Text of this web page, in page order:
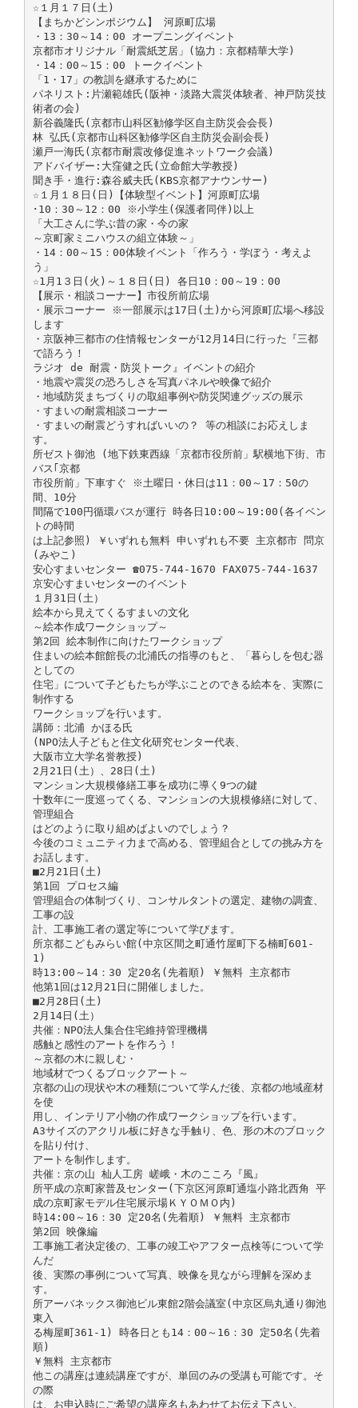
☆１月１７日(土)
【まちかどシンポジウム】 河原町広場
・13：30～14：00 オープニングイベント
京都市オリジナル「耐震紙芝居」(協力：京都精華大学)
・14：00～15：00 トークイベント
「1・17」の教訓を継承するために
パネリスト:片瀬範雄氏(阪神・淡路大震災体験者、神戸防災技
術者の会)
新谷義隆氏(京都市山科区勧修学区自主防災会会長)
林 弘氏(京都市山科区勧修学区自主防災会副会長)
瀬戸一海氏(京都市耐震改修促進ネットワーク会議)
アドバイザー:大窪健之氏(立命館大学教授)
聞き手・進行:森谷威夫氏(KBS京都アナウンサー)
☆１月１８日(日)【体験型イベント】河原町広場
･10：30～12：00 ※小学生(保護者同伴)以上
「大工さんに学ぶ昔の家・今の家
～京町家ミニハウスの組立体験～」
・14：00～15：00体験イベント「作ろう・学ぼう・考えよ
う」
☆1月1３日(火)～１８日(日) 各日10：00～19：00
【展示・相談コーナー】市役所前広場
・展示コーナー ※一部展示は17日(土)から河原町広場へ移設
します
・京阪神三都市の住情報センターが12月14日に行った『三都
で語ろう！
ラジオ de 耐震・防災トーク』イベントの紹介
・地震や震災の恐ろしさを写真パネルや映像で紹介
・地域防災まちづくりの取組事例や防災関連グッズの展示
・すまいの耐震相談コーナー
・すまいの耐震どうすればいいの？ 等の相談にお応えしま
す。
所ゼスト御池 (地下鉄東西線「京都市役所前」駅横地下街、市
バス｢京都
市役所前」下車すぐ ※土曜日・休日は11：00～17：50の
間、10分
間隔で100円循環バスが運行 時各日10:00～19:00(各イベン
トの時間
は上記参照) ￥いずれも無料 申いずれも不要 主京都市 問京
(みやこ)
安心すまいセンター ☎075-744-1670 FAX075-744-1637
京安心すまいセンターのイベント
１月31日(土）
絵本から見えてくるすまいの文化
～絵本作成ワークショップ～
第2回 絵本制作に向けたワークショップ
住まいの絵本館館長の北浦氏の指導のもと、「暮らしを包む器
としての
住宅」について子どもたちが学ぶことのできる絵本を、実際に
制作する
ワークショップを行います。
講師：北浦 かほる氏
(NPO法人子どもと住文化研究センター代表、
大阪市立大学名誉教授)
2月21日(土）、28日(土)
マンション大規模修繕工事を成功に導く9つの鍵
十数年に一度巡ってくる、マンションの大規模修繕に対して、
管理組合
はどのように取り組めばよいのでしょう？
今後のコミュニティ力まで高める、管理組合としての挑み方を
お話します。
■2月21日(土)
第1回 プロセス編
管理組合の体制づくり、コンサルタントの選定、建物の調査、
工事の設
計、工事施工者の選定等について学びます。
所京都こどもみらい館(中京区間之町通竹屋町下る楠町601-
1)
時13:00～14：30 定20名(先着順) ￥無料 主京都市
他第1回は12月21日に開催しました。
■2月28日(土)
2月14日(土）
共催：NPO法人集合住宅維持管理機構
感触と感性のアートを作ろう！
～京都の木に親しむ・
地域材でつくるブロックアート～
京都の山の現状や木の種類について学んだ後、京都の地域産材
を使
用し、インテリア小物の作成ワークショップを行います。
A3サイズのアクリル板に好きな手触り、色、形の木のブロック
を貼り付け、
アートを制作します。
共催：京の山 杣人工房 嵯峨・木のこころ『風』
所平成の京町家普及センター(下京区河原町通塩小路北西角 平
成の京町家モデル住宅展示場ＫＹＯＭＯ内)
時14:00～16：30 定20名(先着順) ￥無料 主京都市
第2回 映像編
工事施工者決定後の、工事の竣工やアフター点検等について学
んだ
後、実際の事例について写真、映像を見ながら理解を深めま
す。
所アーバネックス御池ビル東館2階会議室(中京区烏丸通り御池
東入
る梅屋町361-1) 時各日とも14：00～16：30 定50名(先着
順)
￥無料 主京都市
他この講座は連続講座ですが、単回のみの受講も可能です。そ
の際
は、お申込時にご希望の講座名もあわせてお伝え下さい。